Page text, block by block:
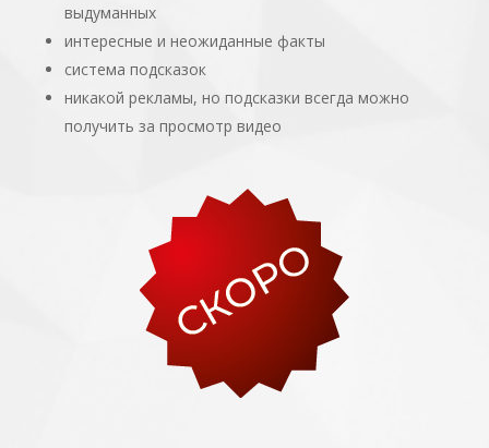
выдуманных
интересные и неожиданные факты
система подсказок
никакой рекламы, но подсказки всегда можно
получить за просмотр видео